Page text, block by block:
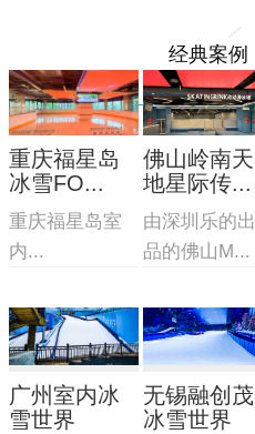
经典案例
重庆福星岛
冰雪FO...
重庆福星岛室
内...
佛山岭南天
地星际传...
由深圳乐的出
品的佛山M...
广州室内冰
雪世界
无锡融创茂
冰雪世界